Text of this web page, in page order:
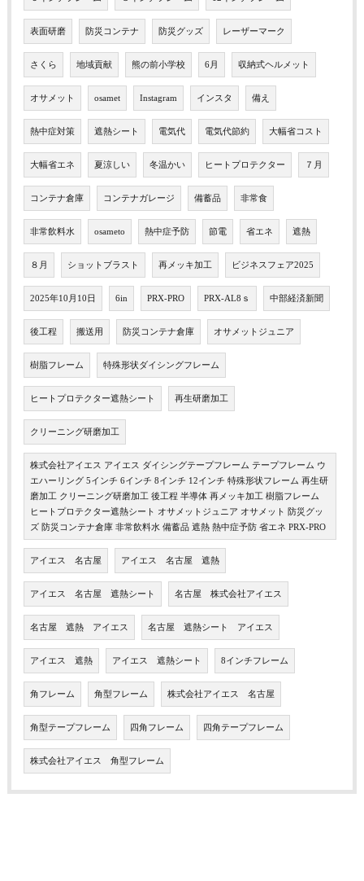
表面研磨 防災コンテナ 防災グッズ レーザーマーク
さくら 地域貢献 熊の前小学校 6月 収納式ヘルメット
オサメット osamet Instagram インスタ 備え
熱中症対策 遮熱シート 電気代 電気代節約 大幅省コスト
大幅省エネ 夏涼しい 冬温かい ヒートプロテクター ７月
コンテナ倉庫 コンテナガレージ 備蓄品 非常食
非常飲料水 osameto 熱中症予防 節電 省エネ 遮熱
８月 ショットブラスト 再メッキ加工 ビジネスフェア2025
2025年10月10日 6in PRX-PRO PRX-AL8ｓ 中部経済新聞
後工程 搬送用 防災コンテナ倉庫 オサメットジュニア
樹脂フレーム 特殊形状ダイシングフレーム
ヒートプロテクター遮熱シート 再生研磨加工
クリーニング研磨加工
株式会社アイエス アイエス ダイシングテープフレーム テープフレーム ウ
エハーリング 5インチ 6インチ 8インチ 12インチ 特殊形状フレーム 再生研
磨加工 クリーニング研磨加工 後工程 半導体 再メッキ加工 樹脂フレーム
ヒートプロテクター遮熱シート オサメットジュニア オサメット 防災グッ
ズ 防災コンテナ倉庫 非常飲料水 備蓄品 遮熱 熱中症予防 省エネ PRX-PRO
アイエス 名古屋 アイエス 名古屋 遮熱
アイエス 名古屋 遮熱シート 名古屋 株式会社アイエス
名古屋 遮熱 アイエス 名古屋 遮熱シート アイエス
アイエス 遮熱 アイエス 遮熱シート 8インチフレーム
角フレーム 角型フレーム 株式会社アイエス 名古屋
角型テープフレーム 四角フレーム 四角テープフレーム
株式会社アイエス 角型フレーム